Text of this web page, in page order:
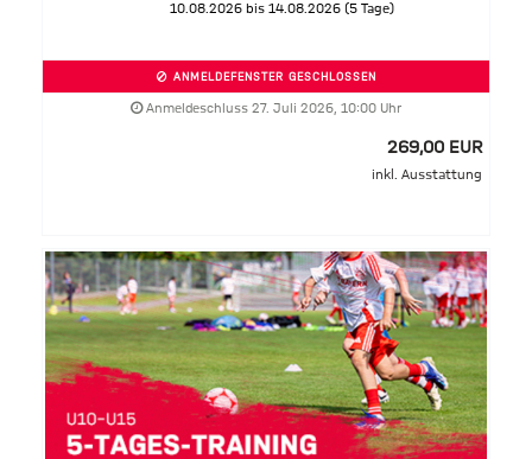
10.08.2026 bis 14.08.2026 (5 Tage)
ANMELDEFENSTER GESCHLOSSEN
Anmeldeschluss 27. Juli 2026, 10:00 Uhr
269,00 EUR
inkl. Ausstattung